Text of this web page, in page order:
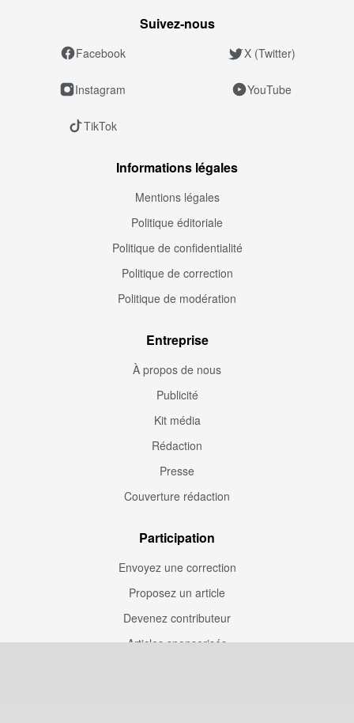
Suivez‑nous
Facebook X (Twitter)
Instagram YouTube
TikTok
Informations légales
Mentions légales
Politique éditoriale
Politique de confidentialité
Politique de correction
Politique de modération
Entreprise
À propos de nous
Publicité
Kit média
Rédaction
Presse
Couverture rédaction
Participation
Envoyez une correction
Proposez un article
Devenez contributeur
Articles sponsorisés